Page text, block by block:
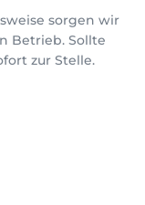
sorgen wir
Betrieb.Sollte
zur Stelle.